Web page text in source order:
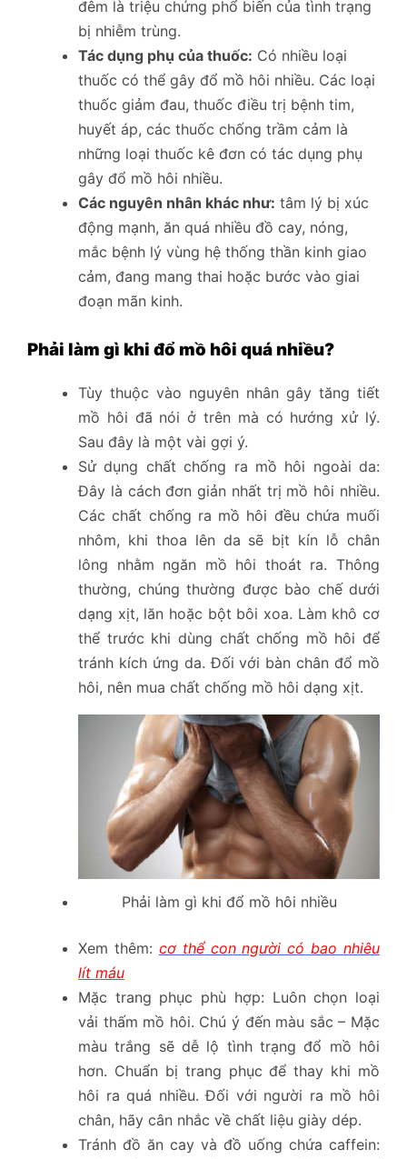
đêm là triệu chứng phổ biến của tình trạng
bị nhiễm trùng.
Tác dụng phụ của thuốc: Có nhiều loại
thuốc có thể gây đổ mồ hôi nhiều. Các loại
thuốc giảm đau, thuốc điều trị bệnh tim,
huyết áp, các thuốc chống trầm cảm là
những loại thuốc kê đơn có tác dụng phụ
gây đổ mồ hôi nhiều.
Các nguyên nhân khác như: tâm lý bị xúc
động mạnh, ăn quá nhiều đồ cay, nóng,
mắc bệnh lý vùng hệ thống thần kinh giao
cảm, đang mang thai hoặc bước vào giai
đoạn mãn kinh.
Phải làm gì khi đổ mồ hôi quá nhiều?
Tùy thuộc vào nguyên nhân gây tăng tiết
mồ hôi đã nói ở trên mà có hướng xử lý.
Sau đây là một vài gợi ý.
Sử dụng chất chống ra mồ hôi ngoài da:
Đây là cách đơn giản nhất trị mồ hôi nhiều.
Các chất chống ra mồ hôi đều chứa muối
nhôm, khi thoa lên da sẽ bịt kín lỗ chân
lông nhằm ngăn mồ hôi thoát ra. Thông
thường, chúng thường được bào chế dưới
dạng xịt, lăn hoặc bột bôi xoa. Làm khô cơ
thể trước khi dùng chất chống mồ hôi để
tránh kích ứng da. Đối với bàn chân đổ mồ
hôi, nên mua chất chống mồ hôi dạng xịt.
Phải làm gì khi đổ mồ hôi nhiều
Xem thêm: cơ thể con người có bao nhiêu
lít máu
Mặc trang phục phù hợp: Luôn chọn loại
vải thấm mồ hôi. Chú ý đến màu sắc – Mặc
màu trắng sẽ dễ lộ tình trạng đổ mồ hôi
hơn. Chuẩn bị trang phục để thay khi mồ
hôi ra quá nhiều. Đối với người ra mồ hôi
chân, hãy cân nhắc về chất liệu giày dép.
Tránh đồ ăn cay và đồ uống chứa caffein: